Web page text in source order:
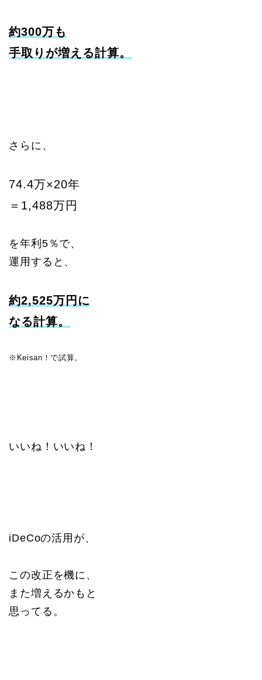
約300万も
手取りが増える計算。
さらに、
74.4万×20年
＝1,488万円
を年利5％で、
運用すると、
約2,525万円に
なる計算。
※Keisan！で試算。
いいね！いいね！
iDeCoの活用が、
この改正を機に、
また増えるかもと
思ってる。